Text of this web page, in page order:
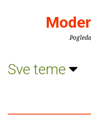
Sve teme